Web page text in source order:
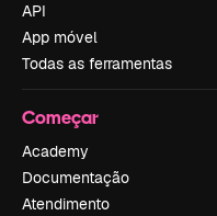
API
App móvel
Todas as ferramentas
Começar
Academy
Documentação
Atendimento